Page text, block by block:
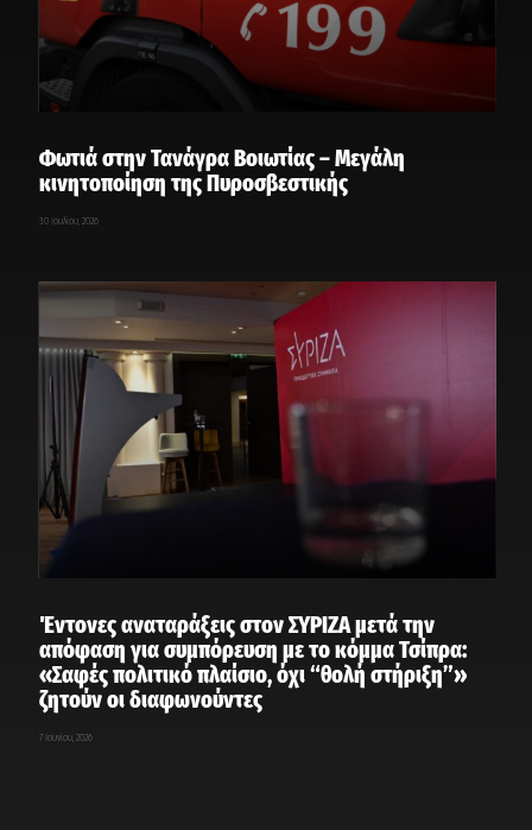
Φωτιά στην Τανάγρα Βοιωτίας – Μεγάλη
κινητοποίηση της Πυροσβεστικής
30 Ιουλίου, 2026
Έντονες αναταράξεις στον ΣΥΡΙΖΑ μετά την
απόφαση για συμπόρευση με το κόμμα Τσίπρα:
«Σαφές πολιτικό πλαίσιο, όχι “θολή στήριξη”»
ζητούν οι διαφωνούντες
7 Ιουνίου, 2026